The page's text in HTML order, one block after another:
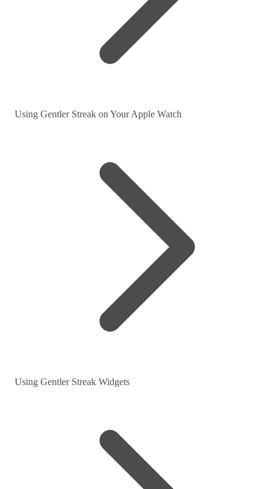
Using Gentler Streak on Your Apple Watch
Using Gentler Streak Widgets